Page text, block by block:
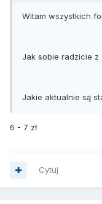
Witam wszystkich
Jak sobie radzicie z
Jakie aktualnie są
6 - 7 zł
Cytuj